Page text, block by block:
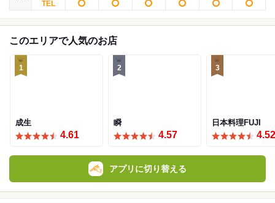
このエリアで人気のお店
1
成生
4.61
2
瞬
4.57
3
日本料理FUJI
4.52
アプリに切り替える